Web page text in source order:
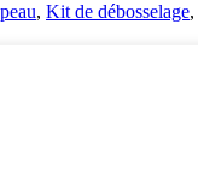
, Kit de débosselage,